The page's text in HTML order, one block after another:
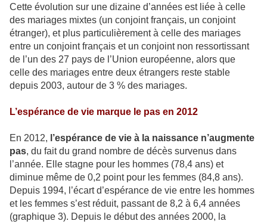
Cette évolution sur une dizaine d’années est liée à celle
des mariages mixtes (un conjoint français, un conjoint
étranger), et plus particulièrement à celle des mariages
entre un conjoint français et un conjoint non ressortissant
de l’un des 27 pays de l’Union européenne, alors que
celle des mariages entre deux étrangers reste stable
depuis 2003, autour de 3 % des mariages.
L’espérance de vie marque le pas en 2012
En 2012, l’espérance de vie à la naissance n’augmente
pas, du fait du grand nombre de décès survenus dans
l’année. Elle stagne pour les hommes (78,4 ans) et
diminue même de 0,2 point pour les femmes (84,8 ans).
Depuis 1994, l’écart d’espérance de vie entre les hommes
et les femmes s’est réduit, passant de 8,2 à 6,4 années
(graphique 3). Depuis le début des années 2000, la